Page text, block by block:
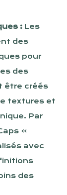
: Les
des
pour
des
être créés
textures et
Par
»
avec
des